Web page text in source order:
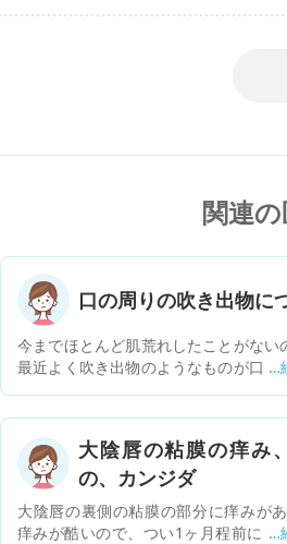
関連
口の周りの吹き出物に
今までほとんど肌荒れしたことがない
最近よく吹き出物のようなものが口の
ようなことが考えられるか知りたいです
大陰唇の粘膜の痒み
の、カンジダ
大陰唇の裏側の粘膜の部分に痒みが
痒みが酷いので、つい1ヶ月程前に婦